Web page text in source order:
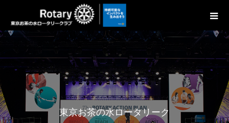
東 京お茶の水ロータリークラブ の